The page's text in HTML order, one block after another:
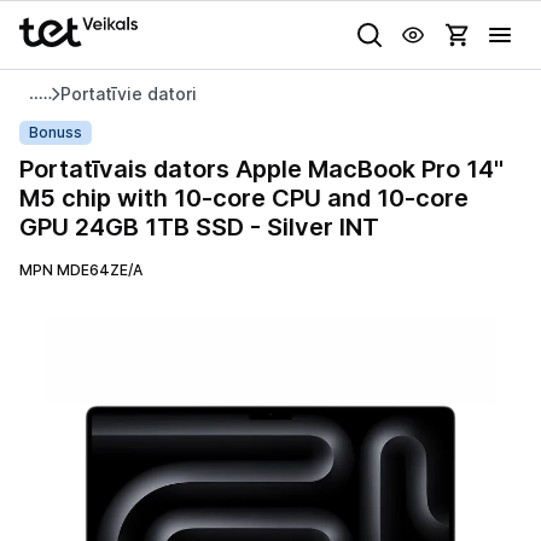
Uz kategorijam Uz galveno saturu
Portatīvie datori
Pasūtījuma statuss
Akcijas
TV un audio
Datortehnika
Gaišā Tumšā Sistēmas
Portatīvais
dators
Apple
MacBook
14"
Bonuss
Portatīvais dators Apple MacBook Pro 14"
M5 chip with 10-core CPU and 10-core
GPU 24GB 1TB SSD - Silver INT
MPN MDE64ZE/A